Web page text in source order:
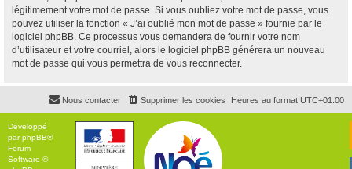
légitimement votre mot de passe. Si vous oubliez votre mot de passe, vous
pouvez utiliser la fonction « J’ai oublié mon mot de passe » fournie par le
logiciel phpBB. Ce processus vous demandera de fournir votre nom
d’utilisateur et votre courriel, alors le logiciel phpBB générera un nouveau
mot de passe qui vous permettra de vous reconnecter.
Heures au format UTC+01:00
Supprimer les cookies
Nous contacter
Développé
parphpBB®
Forum
Software ©